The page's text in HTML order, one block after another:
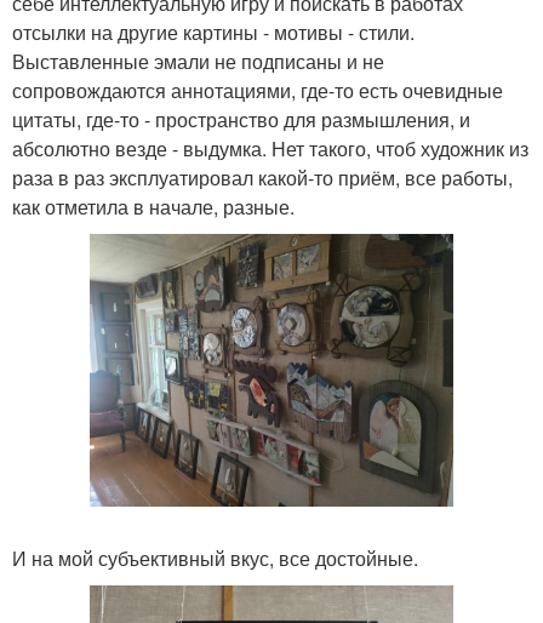
отсылки на другие картины - мотивы - стили.
Выставленные эмали не подписаны и не
сопровождаются аннотациями, где-то есть очевидные
цитаты, где-то - пространство для размышления, и
абсолютно везде - выдумка. Нет такого, чтоб художник из
раза в раз эксплуатировал какой-то приём, все работы,
как отметила в начале, разные.
И на мой субъективный вкус, все достойные.